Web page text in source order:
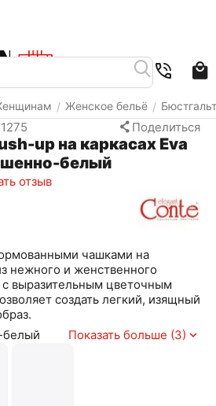
/ Женское бельё /
Поделиться
up на каркасах Eva
белый
отзыв
чашками на
нежного и женственного
выразительным цветочным
создать легкий, изящный
белый Показать больше (3)